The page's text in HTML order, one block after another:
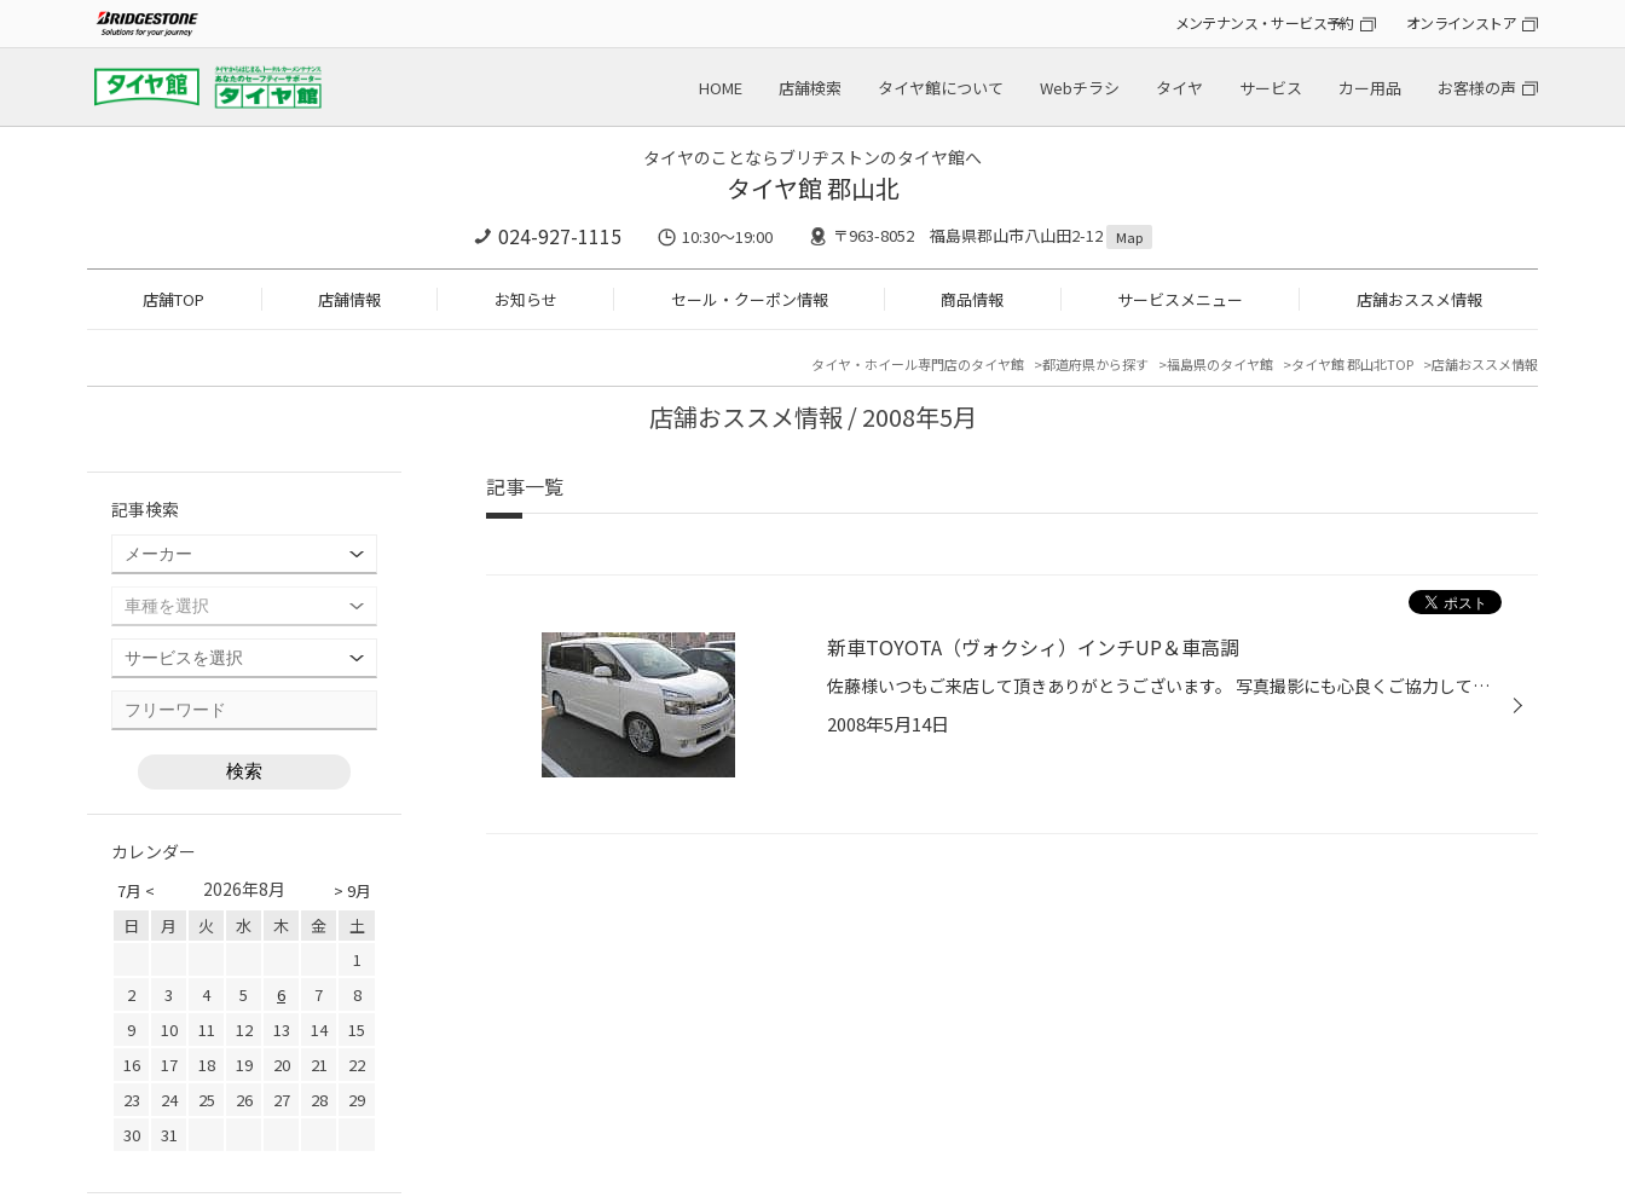
メンテナンス・サービス予約 オンラインストア
HOME 店舗検索 タイヤ館について Webチラシ タイヤ サービス カー用品 お客様の声
タイヤのことならブリヂストンのタイヤ館へ
タイヤ館 郡山北
024-927-1115 10:30〜19:00 〒963-8052 福島県郡山市八山田2-12 Map
店舗TOP 店舗情報 お知らせ セール・クーポン情報 商品情報 サービスメニュー 店舗おススメ情報
タイヤ・ホイール専門店のタイヤ館 都道府県から探す 福島県のタイヤ館 タイヤ館 郡山北TOP 店舗おススメ情報
店舗おススメ情報 / 2008年5月
記事一覧
新車TOYOTA（ヴォクシィ）インチUP＆車高調
佐藤様いつもご来店して頂きありがとうございます。 写真撮影にも心良くご協力して頂き誠にありがとうございます。 さて！この度、郡山北店で仕上げさせて頂きましたトヨタ・ヴォクシィです。 ●アルミホイール（ユーロハートＷＳ－５） サイズ：１８インチ×７、５Ｊ オフセット：＋５５ ●タイヤ（プ...
2008年5月14日
記事検索
カレンダー
7月 < > 9月
2026年8月
日 月 火 水 木 金
土
1
2
3 4 5 6 7
8
9
10 11 12 13 14
15
16
17 18 19 20 21
22
23
24 25 26 27 28
29
30
31